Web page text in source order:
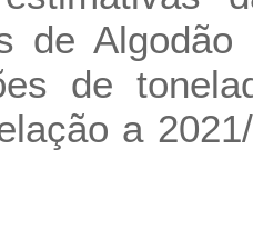
de
de
a